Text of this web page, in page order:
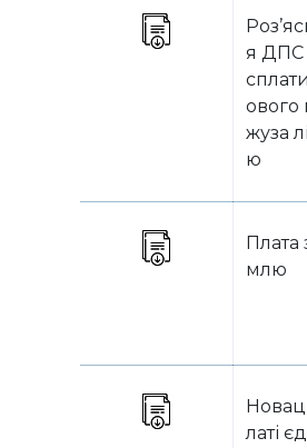
я
ового
жуза
ю
Плата
млю
латі